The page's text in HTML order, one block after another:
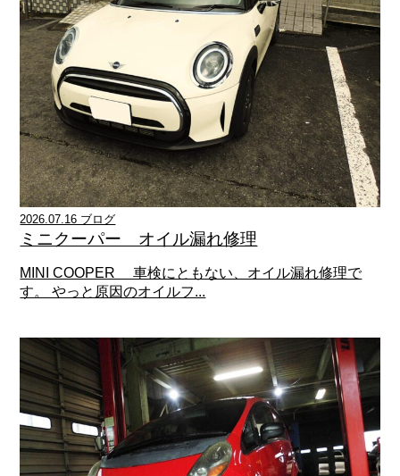
2026.07.16 ブログ
ミニクーパー オイル漏れ修理
MINI COOPER 車検にともない、オイル漏れ修理で
す。 やっと原因のオイルフ...